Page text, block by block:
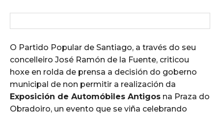
O Partido Popular de Santiago, a través do seu
concelleiro José Ramón de la Fuente, criticou
hoxe en rolda de prensa a decisión do goberno
municipal de non permitir a realización da
Exposición de Automóbiles Antigos na Praza do
Obradoiro, un evento que se viña celebrando